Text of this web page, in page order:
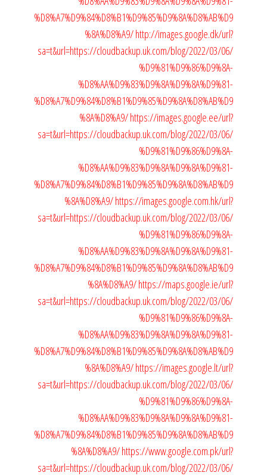
%D8%A7%D9%84%D8%B1%D9%85%D9%8A%D8%AB%D9
%8A%D8%A9/http://images.google.dk/url?
sa=t&url=https://cloudbackup.uk.com/blog/2022/03/06/
%D9%81%D9%86%D9%8A-
%D8%AA%D9%83%D9%8A%D9%8A%D9%81-
%D8%A7%D9%84%D8%B1%D9%85%D9%8A%D8%AB%D9
%8A%D8%A9/https://images.google.ee/url?
sa=t&url=https://cloudbackup.uk.com/blog/2022/03/06/
%D9%81%D9%86%D9%8A-
%D8%AA%D9%83%D9%8A%D9%8A%D9%81-
%D8%A7%D9%84%D8%B1%D9%85%D9%8A%D8%AB%D9
%8A%D8%A9/https://images.google.com.hk/url?
sa=t&url=https://cloudbackup.uk.com/blog/2022/03/06/
%D9%81%D9%86%D9%8A-
%D8%AA%D9%83%D9%8A%D9%8A%D9%81-
%D8%A7%D9%84%D8%B1%D9%85%D9%8A%D8%AB%D9
%8A%D8%A9/https://maps.google.ie/url?
sa=t&url=https://cloudbackup.uk.com/blog/2022/03/06/
%D9%81%D9%86%D9%8A-
%D8%AA%D9%83%D9%8A%D9%8A%D9%81-
%D8%A7%D9%84%D8%B1%D9%85%D9%8A%D8%AB%D9
%8A%D8%A9/https://images.google.lt/url?
sa=t&url=https://cloudbackup.uk.com/blog/2022/03/06/
%D9%81%D9%86%D9%8A-
%D8%AA%D9%83%D9%8A%D9%8A%D9%81-
%D8%A7%D9%84%D8%B1%D9%85%D9%8A%D8%AB%D9
%8A%D8%A9/https://www.google.com.pk/url?
sa=t&url=https://cloudbackup.uk.com/blog/2022/03/06/